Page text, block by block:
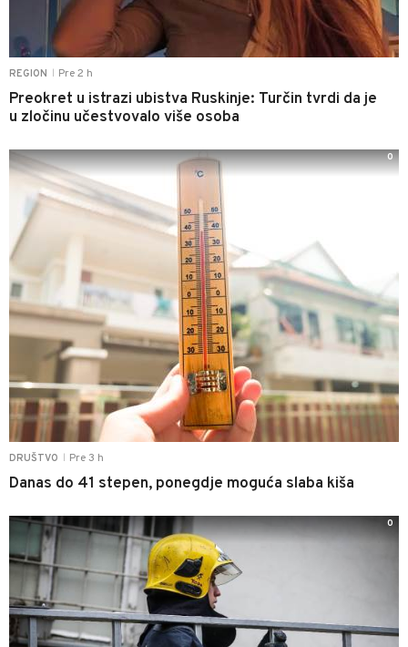
REGION Pre 2 h
Preokret u istrazi ubistva Ruskinje: Turčin tvrdi da je
u zločinu učestvovalo više osoba
DRUŠTVO Pre 3 h
Danas do 41 stepen, ponegdje moguća slaba kiša
0
0